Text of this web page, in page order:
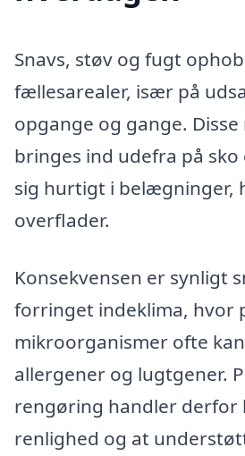
Snavs, støv og fugt
fællesarealer, især på
opgange og gange.
bringes ind udefra på
sig hurtigt i belægninger,
overflader.
Konsekvensen er synligt
forringet indeklima, hvor
mikroorganismer ofte
allergener og lugtgener.
rengøring handler derfor
renlighed og at